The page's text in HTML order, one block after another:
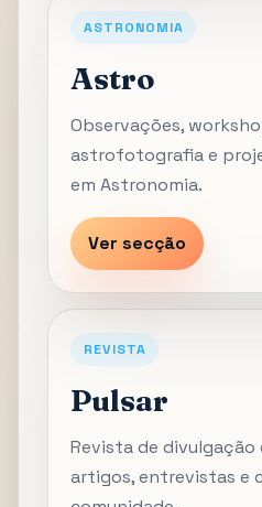
ASTRONOMIA
Astro
Observações,
astrofotografia e
em Astronomia.
Ver secção
REVISTA
Pulsar
Revista de
artigos, entrevistas e